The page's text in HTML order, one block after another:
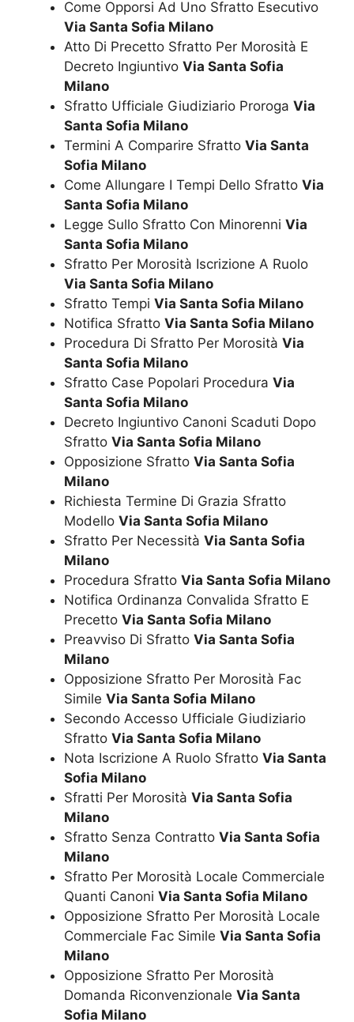
Come Opporsi Ad Uno Sfratto Esecutivo
Via Santa Sofia Milano
Atto Di Precetto Sfratto Per Morosità E
Decreto Ingiuntivo Via Santa Sofia
Milano
Sfratto Ufficiale Giudiziario Proroga Via
Santa Sofia Milano
Termini A Comparire Sfratto Via Santa
Sofia Milano
Come Allungare I Tempi Dello Sfratto Via
Santa Sofia Milano
Legge Sullo Sfratto Con Minorenni Via
Santa Sofia Milano
Sfratto Per Morosità Iscrizione A Ruolo
Via Santa Sofia Milano
Sfratto Tempi Via Santa Sofia Milano
Notifica Sfratto Via Santa Sofia Milano
Procedura Di Sfratto Per Morosità Via
Santa Sofia Milano
Sfratto Case Popolari Procedura Via
Santa Sofia Milano
Decreto Ingiuntivo Canoni Scaduti Dopo
Sfratto Via Santa Sofia Milano
Opposizione Sfratto Via Santa Sofia
Milano
Richiesta Termine Di Grazia Sfratto
Modello Via Santa Sofia Milano
Sfratto Per Necessità Via Santa Sofia
Milano
Procedura Sfratto Via Santa Sofia Milano
Notifica Ordinanza Convalida Sfratto E
Precetto Via Santa Sofia Milano
Preavviso Di Sfratto Via Santa Sofia
Milano
Opposizione Sfratto Per Morosità Fac
Simile Via Santa Sofia Milano
Secondo Accesso Ufficiale Giudiziario
Sfratto Via Santa Sofia Milano
Nota Iscrizione A Ruolo Sfratto Via Santa
Sofia Milano
Sfratti Per Morosità Via Santa Sofia
Milano
Sfratto Senza Contratto Via Santa Sofia
Milano
Sfratto Per Morosità Locale Commerciale
Quanti Canoni Via Santa Sofia Milano
Opposizione Sfratto Per Morosità Locale
Commerciale Fac Simile Via Santa Sofia
Milano
Opposizione Sfratto Per Morosità
Domanda Riconvenzionale Via Santa
Sofia Milano